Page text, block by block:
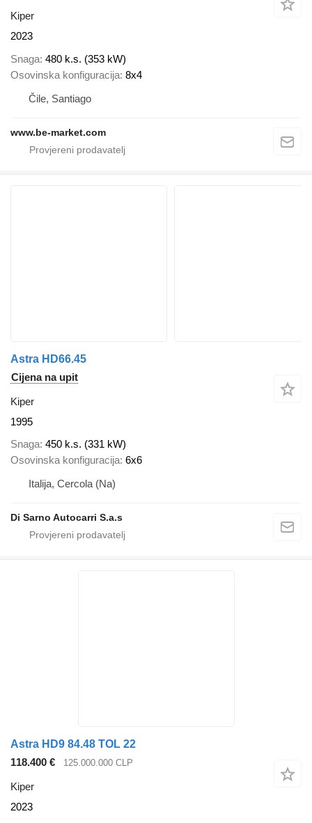
Kiper
2023
Snaga 480 k.s. (353 kW)
Osovinska konfiguracija 8x4
Čile, Santiago
www.be-market.com
Astra HD66.45
Cijena na upit
Kiper
1995
Snaga 450 k.s. (331 kW)
Osovinska konfiguracija 6x6
Italija, Cercola (Na)
Di Sarno Autocarri S.a.s
Astra HD9 84.48 TOL 22
118.400 €
125.000.000 CLP
Kiper
2023